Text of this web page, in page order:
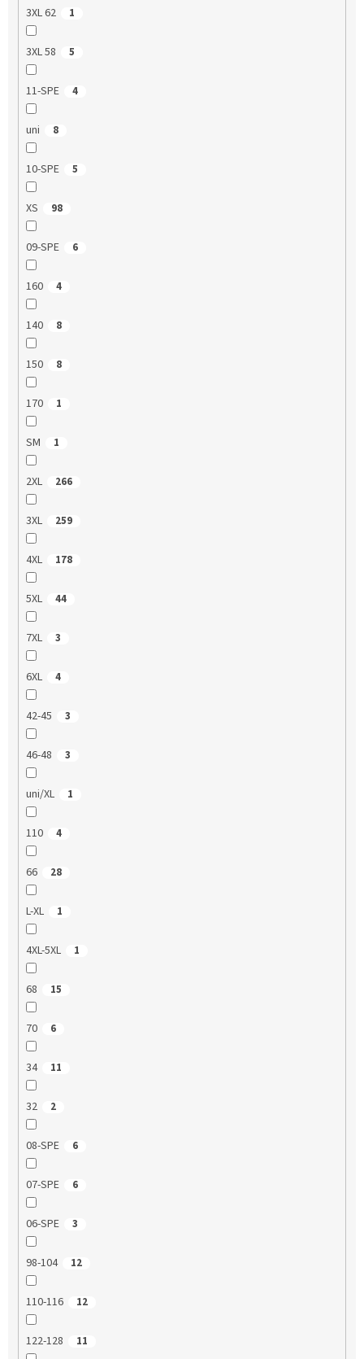
3XL 62 1
3XL 58 5
11-SPE 4
uni 8
10-SPE 5
XS 98
09-SPE 6
160 4
140 8
150 8
170 1
SM 1
2XL 266
3XL 259
4XL 178
5XL 44
7XL 3
6XL 4
42-45 3
46-48 3
uni/XL 1
110 4
66 28
L-XL 1
4XL-5XL 1
68 15
70 6
34 11
32 2
08-SPE 6
07-SPE 6
06-SPE 3
98-104 12
110-116 12
122-128 11